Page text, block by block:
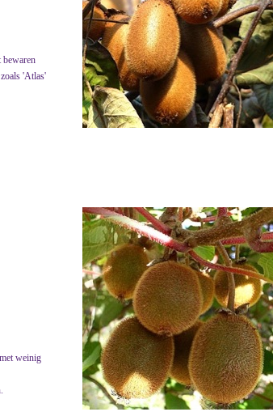
bewaren
'Atlas'
weinig